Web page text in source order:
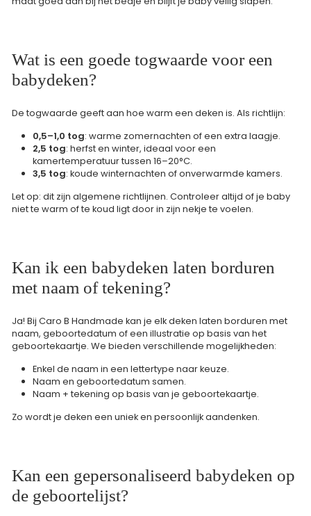
Wat is een goede togwaarde voor een
babydeken?
De togwaarde geeft aan hoe warm een deken is. Als richtlijn:
0,5–1,0 tog: warme zomernachten of een extra laagje.
2,5 tog: herfst en winter, ideaal voor een
kamertemperatuur tussen 16–20°C.
3,5 tog: koude winternachten of onverwarmde kamers.
Let op: dit zijn algemene richtlijnen. Controleer altijd of je baby
niet te warm of te koud ligt door in zijn nekje te voelen.
Kan ik een babydeken laten borduren
met naam of tekening?
Ja! Bij Caro B Handmade kan je elk deken laten borduren met
naam, geboortedatum of een illustratie op basis van het
geboortekaartje. We bieden verschillende mogelijkheden:
Enkel de naam in een lettertype naar keuze.
Naam en geboortedatum samen.
Naam + tekening op basis van je geboortekaartje.
Zo wordt je deken een uniek en persoonlijk aandenken.
Kan een gepersonaliseerd babydeken op
de geboortelijst?